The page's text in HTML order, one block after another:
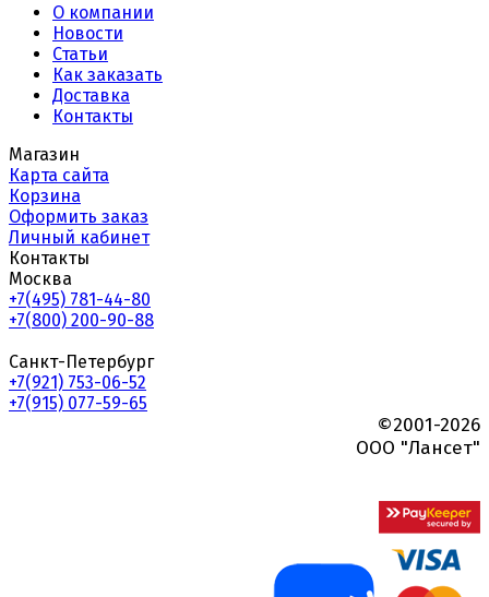
О компании
Новости
Статьи
Как заказать
Доставка
Контакты
Магазин
Карта сайта
Корзина
Оформить заказ
Личный кабинет
Контакты
Москва
+7(495) 781-44-80
+7(800) 200-90-88
Санкт-Петербург
+7(921) 753-06-52
+7(915) 077-59-65
©2001-2026
ООО "Лансет"